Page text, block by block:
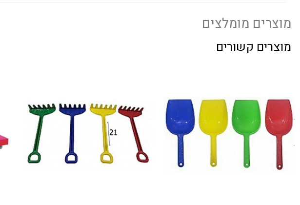
מוצרים מומלצים
מוצרים קשורים